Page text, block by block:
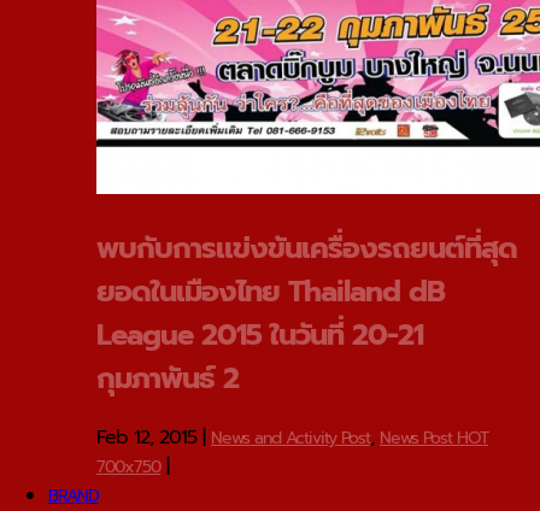
พบกับการแข่งขันเครื่องรถยนต์ที่สุด
ยอดในเมืองไทย Thailand dB
League 2015 ในวันที่ 20-21
กุมภาพันธ์ 2
Feb 12, 2015| News and Activity Post,News Post HOT
700x750|
BRAND